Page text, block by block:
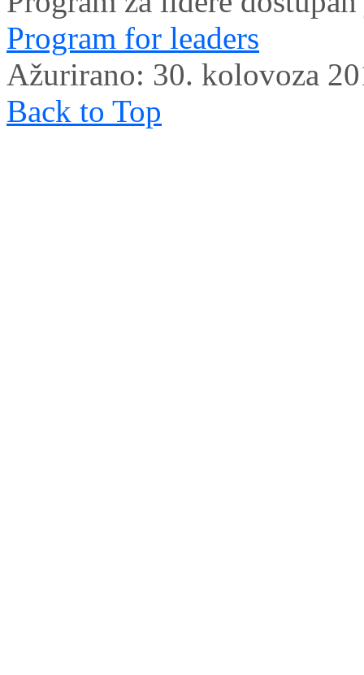
Program for leaders
Ažurirano: 30. kolovoza
Back to Top